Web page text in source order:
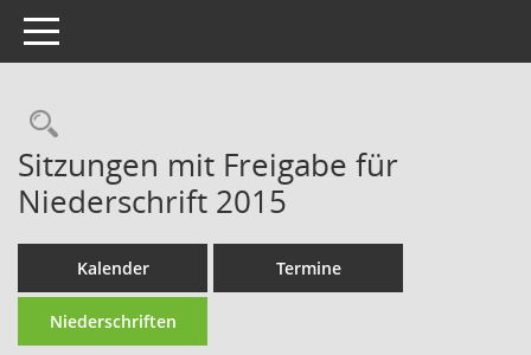
Toggle navigation
Rechercheauswahl
Sitzungen mit Freigabe für
Niederschrift 2015
Kalender Termine
Niederschriften